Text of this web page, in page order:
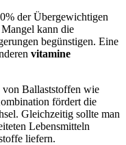
der Übergewichtigen
kann die
begünstigen. Eine
vitamine
Ballaststoffen wie
fördert die
Gleichzeitig sollte man
Lebensmitteln
liefern.